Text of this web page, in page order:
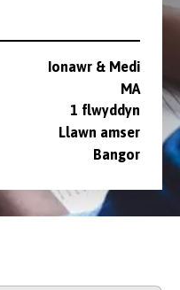
Ionawr & Medi
MA
1 flwyddyn
Llawn amser
Bangor